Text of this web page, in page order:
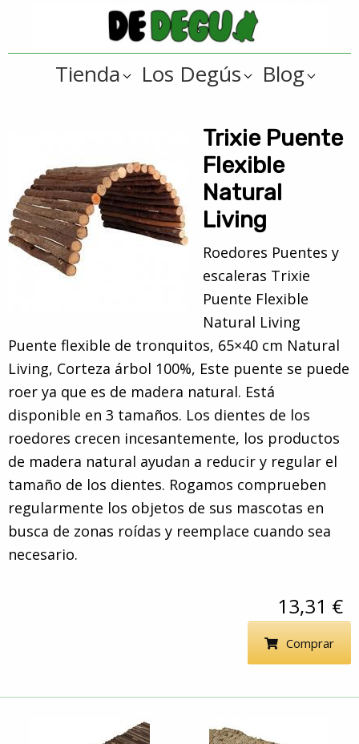
la
navegación
contenido
principal
De
Tienda
online
regalos
??
para
degús
??
Tienda Los Degús Blog
Trixie Puente
Flexible
Natural
Living
Roedores Puentes y
escaleras Trixie
Puente Flexible
Natural Living
Puente flexible de tronquitos, 65×40 cm Natural
Living, Corteza árbol 100%, Este puente se puede
roer ya que es de madera natural. Está
disponible en 3 tamaños. Los dientes de los
roedores crecen incesantemente, los productos
de madera natural ayudan a reducir y regular el
tamaño de los dientes. Rogamos comprueben
regularmente los objetos de sus mascotas en
busca de zonas roídas y reemplace cuando sea
necesario.
13,31 €
Comprar